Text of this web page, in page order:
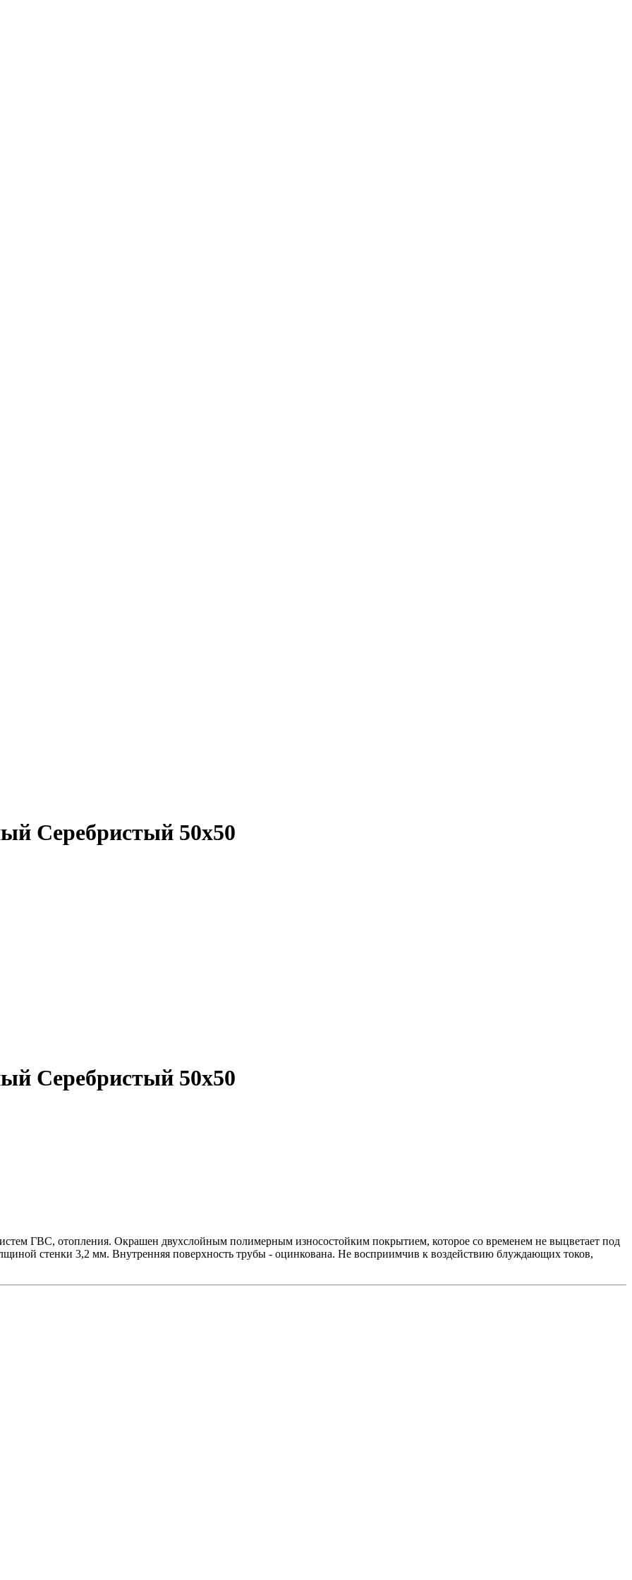
Серебристый 50х50
Серебристый 50х50
ГВС, отопления. Окрашен двухслойным полимерным износостойким покрытием, которое со временем не выцветает под
стенки 3,2 мм. Внутренняя поверхность трубы - оцинкована. Не восприимчив к воздействию блуждающих токов,